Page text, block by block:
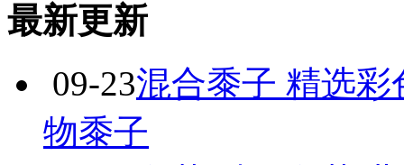
最新更新
09-23混合黍子 精选
物黍子